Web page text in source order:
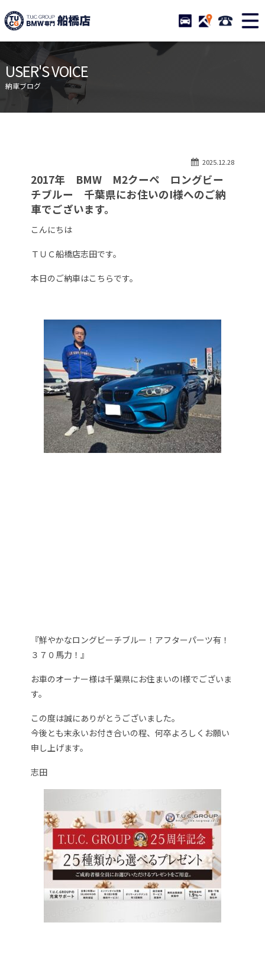
TUCグループ BMW専門 船
STOCK ACCESS 047-
ニュース
在庫リスト
目玉車両一覧
店舗紹介
保証＆サービス
アクセスマップ
自動車保険
TUCとは？
リクルート
納車blog
会社概要
USER'S VOICE
納車ブログ
2025.12.28
2017年 BMW M2クーペ ロングビー
チブルー 千葉県にお住いのI様へのご納
車でございます。
こんにちは
ＴＵＣ船橋店志田です。
本日のご納車はこちらです。
『鮮やかなロングビーチブルー！アフターパーツ有！
３７０馬力！』
お車のオーナー様は千葉県にお住まいのI様でございま
す。
この度は誠にありがとうございました。
今後とも末永いお付き合いの程、何卒よろしくお願い
申し上げます。
志田